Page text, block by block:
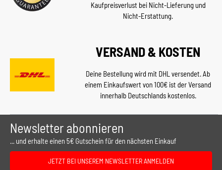
Kaufpreisverlust bei Nicht-Lieferung und
Nicht-Erstattung.
VERSAND & KOSTEN
Deine Bestellung wird mit DHL versendet. Ab
einem Einkaufswert von 100€ ist der Versand
innerhalb Deutschlands kostenlos.
Newsletter abonnieren
... und erhalte einen 5€ Gutschein für den nächsten Einkauf
JETZT BEI UNSEREM NEWSLETTER ANMELDEN